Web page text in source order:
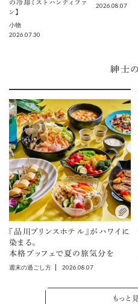
の冷却ミストハンディファ
ン】
小物
2026.07.30
2026.08.07
紳士
『品川プリンスホテル』がハワイに
染まる。
本格ブッフェで夏の旅気分を
週末の過ごし方 2026.08.07
もっと